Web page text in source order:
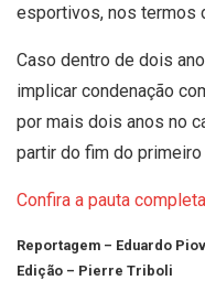
esportivos, nos termos
Caso dentro de dois
implicar condenação
por mais dois anos no
partir do fim do primeiro
Confira a pauta
Reportagem – Eduardo
Edição – Pierre Triboli